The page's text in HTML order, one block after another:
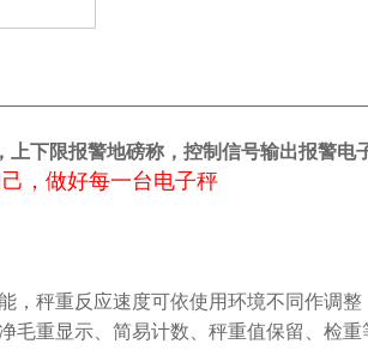
下限报警地磅称，控制信号输出报警电
，做好每一台电子秤
，秤重反应速度可依使用环境不同作调整
毛重显示、简易计数、秤重值保留、检重